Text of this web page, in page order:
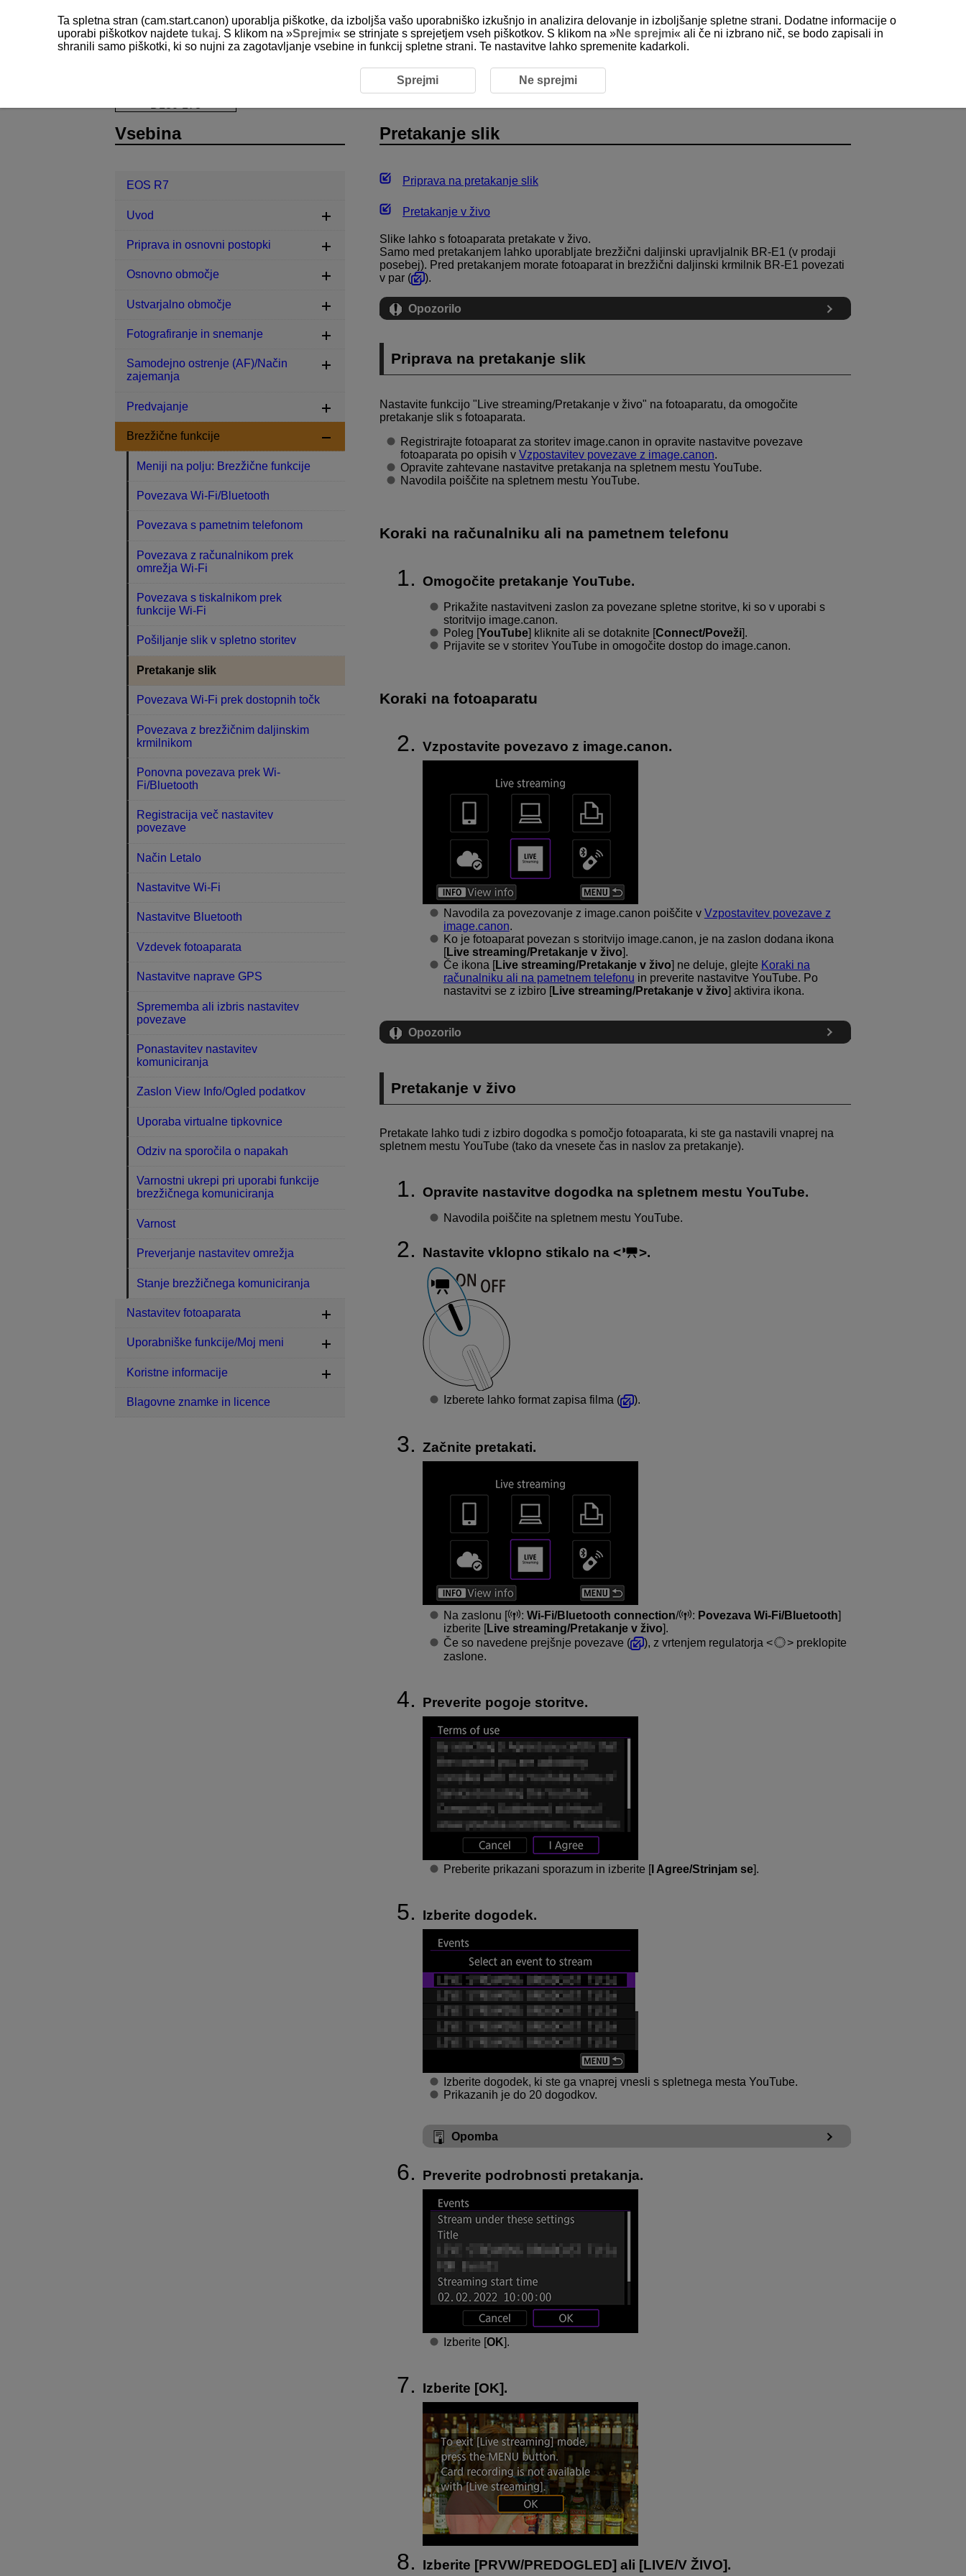
Pretakanje slik
Pretakanje slik
Priprava na pretakanje slik
Pretakanje v živo
Slike lahko s fotoaparata pretakate v živo.
Samo med pretakanjem lahko uporabljate brezžični daljinski upravljalnik BR-E1 (v prodaji
posebej). Pred pretakanjem morate fotoaparat in brezžični daljinski krmilnik BR-E1 povezati
v par (
).
Opozorilo
Priprava na pretakanje slik
Nastavite funkcijo " Live streaming/Pretakanje v živo" na fotoaparatu, da omogočite
pretakanje slik s fotoaparata.
Registrirajte fotoaparat za storitev image.canon in opravite nastavitve povezave
fotoaparata po opisih v Vzpostavitev povezave z image.canon.
Opravite zahtevane nastavitve pretakanja na spletnem mestu YouTube.
Navodila poiščite na spletnem mestu YouTube.
Koraki na računalniku ali na pametnem telefonu
Omogočite pretakanje YouTube.
Prikažite nastavitveni zaslon za povezane spletne storitve, ki so v uporabi s
storitvijo image.canon.
Poleg [YouTube] kliknite ali se dotaknite [Connect/Poveži].
Prijavite se v storitev YouTube in omogočite dostop do image.canon.
Koraki na fotoaparatu
Vzpostavite povezavo z image.canon.
Navodila za povezovanje z image.canon poiščite v Vzpostavitev povezave z
image.canon.
Ko je fotoaparat povezan s storitvijo image.canon, je na zaslon dodana ikona
[Live streaming/Pretakanje v živo].
Če ikona [Live streaming/Pretakanje v živo] ne deluje, glejte Koraki na
računalniku ali na pametnem telefonu in preverite nastavitve YouTube. Po
nastavitvi se z izbiro [Live streaming/Pretakanje v živo] aktivira ikona.
Opozorilo
Pretakanje v živo
Pretakate lahko tudi z izbiro dogodka s pomočjo fotoaparata, ki ste ga nastavili vnaprej na
spletnem mestu YouTube (tako da vnesete čas in naslov za pretakanje).
Opravite nastavitve dogodka na spletnem mestu YouTube.
Navodila poiščite na spletnem mestu YouTube.
Nastavite vklopno stikalo na .
Izberete lahko format zapisa filma ( ).
Začnite pretakati.
Na zaslonu [ : Wi-Fi/Bluetooth connection/ : Povezava Wi-Fi/Bluetooth]
izberite [Live streaming/Pretakanje v živo].
Če so navedene prejšnje povezave (
), z vrtenjem regulatorja
preklopite
zaslone.
Preverite pogoje storitve.
Preberite prikazani sporazum in izberite [I Agree/Strinjam se].
Izberite dogodek.
Izberite dogodek, ki ste ga vnaprej vnesli s spletnega mesta YouTube.
Prikazanih je do 20 dogodkov.
Opomba
Preverite podrobnosti pretakanja.
Izberite [OK].
Izberite [OK].
Izberite [PRVW/PREDOGLED] ali [LIVE/V ŽIVO].
Vsebina
EOS R7
Uvod
Priprava in osnovni postopki
Osnovno območje
Ustvarjalno območje
Fotografiranje in snemanje
Samodejno ostrenje (AF)/Način
zajemanja
Predvajanje
Brezžične funkcije
Meniji na polju: Brezžične funkcije
Povezava Wi-Fi/Bluetooth
Povezava s pametnim telefonom
Povezava z računalnikom prek
omrežja Wi-Fi
Povezava s tiskalnikom prek
funkcije Wi-Fi
Pošiljanje slik v spletno storitev
Pretakanje slik
Povezava Wi-Fi prek dostopnih točk
Povezava z brezžičnim daljinskim
krmilnikom
Ponovna povezava prek Wi-
Fi/Bluetooth
Registracija več nastavitev
povezave
Način Letalo
Nastavitve Wi-Fi
Nastavitve Bluetooth
Vzdevek fotoaparata
Nastavitve naprave GPS
Sprememba ali izbris nastavitev
povezave
Ponastavitev nastavitev
komuniciranja
Zaslon View Info/Ogled podatkov
Uporaba virtualne tipkovnice
Odziv na sporočila o napakah
Varnostni ukrepi pri uporabi funkcije
brezžičnega komuniciranja
Varnost
Preverjanje nastavitev omrežja
Stanje brezžičnega komuniciranja
Nastavitev fotoaparata
Uporabniške funkcije/Moj meni
Koristne informacije
Blagovne znamke in licence
Ta spletna stran (cam.start.canon) uporablja piškotke, da izboljša vašo uporabniško izkušnjo in analizira delovanje in izboljšanje spletne strani. Dodatne informacije o
uporabi piškotkov najdete tukaj. S klikom na »Sprejmi« se strinjate s sprejetjem vseh piškotkov. S klikom na »Ne sprejmi« ali če ni izbrano nič, se bodo zapisali in
shranili samo piškotki, ki so nujni za zagotavljanje vsebine in funkcij spletne strani. Te nastavitve lahko spremenite kadarkoli.
Sprejmi Ne sprejmi